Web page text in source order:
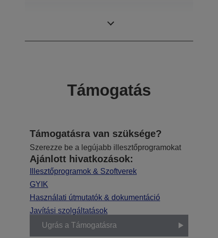
Támogatás
Támogatásra van szüksége?
Szerezze be a legújabb illesztőprogramokat
Ajánlott hivatkozások:
Illesztőprogramok & Szoftverek
GYIK
Használati útmutatók & dokumentáció
Javítási szolgáltatások
Ugrás a Támogatásra